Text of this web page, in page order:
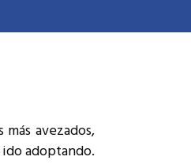
avezados,
adoptando.